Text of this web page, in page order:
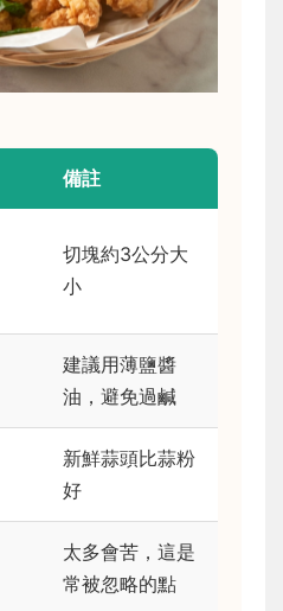
備註
切塊約3公分大
小
建議用薄鹽醬
油，避免過鹹
新鮮蒜頭比蒜粉
好
太多會苦，這是
常被忽略的點